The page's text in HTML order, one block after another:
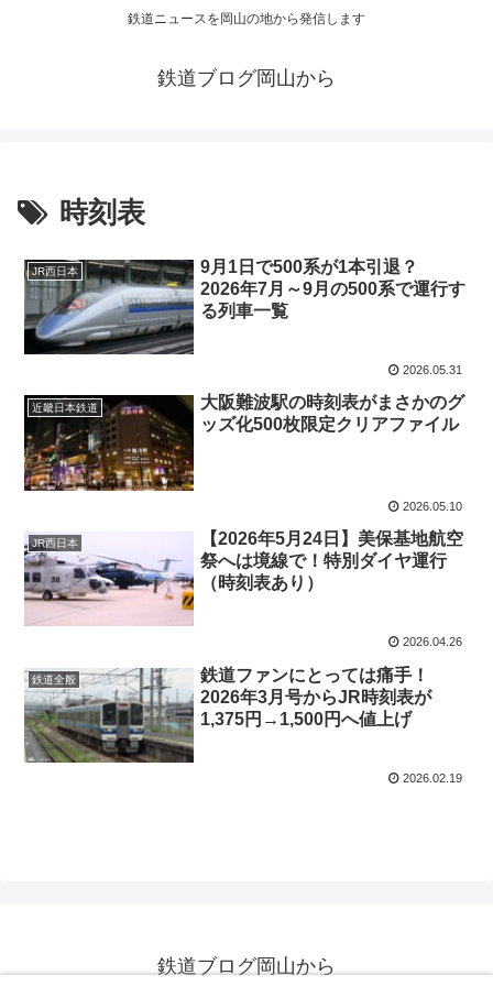
鉄道ニュースを岡山の地から発信します
鉄道ブログ岡山から
時刻表
JR西日本
9月1日で500系が1本引退？
2026年7月～9月の500系で運行す
る列車一覧
2026.05.31
近畿日本鉄道
大阪難波駅の時刻表がまさかのグ
ッズ化500枚限定クリアファイル
2026.05.10
JR西日本
【2026年5月24日】美保基地航空
祭へは境線で！特別ダイヤ運行
（時刻表あり）
2026.04.26
鉄道全般
鉄道ファンにとっては痛手！
2026年3月号からJR時刻表が
1,375円→1,500円へ値上げ
2026.02.19
鉄道ブログ岡山から